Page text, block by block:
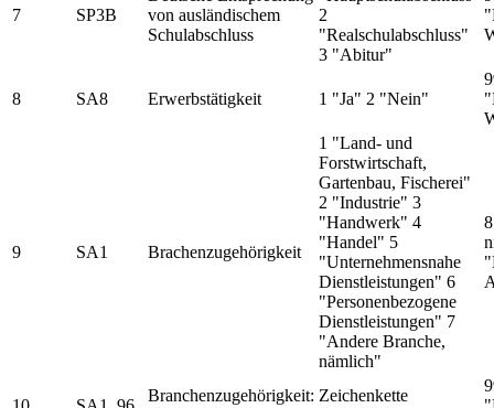
7 SP3B
von ausländischem
Schulabschluss
2
"Realschulabschluss"
3 "Abitur"
8 SA8 Erwerbstätigkeit 1 "Ja" 2 "Nein"
9 SA1 Brachenzugehörigkeit
1 "Land- und
Forstwirtschaft,
Gartenbau, Fischerei"
2 "Industrie" 3
"Handwerk" 4
"Handel" 5
"Unternehmensnahe
Dienstleistungen" 6
"Personenbezogene
Dienstleistungen" 7
"Andere Branche,
nämlich"
Branchenzugehörigkeit: Zeichenkette